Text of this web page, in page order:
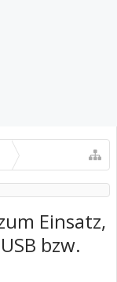
Einsatz,
bzw.